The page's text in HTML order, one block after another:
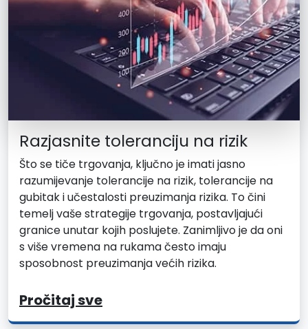
Razjasnite toleranciju na rizik
Što se tiče trgovanja, ključno je imati jasno
razumijevanje tolerancije na rizik, tolerancije na
gubitak i učestalosti preuzimanja rizika. To čini
temelj vaše strategije trgovanja, postavljajući
granice unutar kojih poslujete. Zanimljivo je da oni
s više vremena na rukama često imaju
sposobnost preuzimanja većih rizika.
Pročitaj sve